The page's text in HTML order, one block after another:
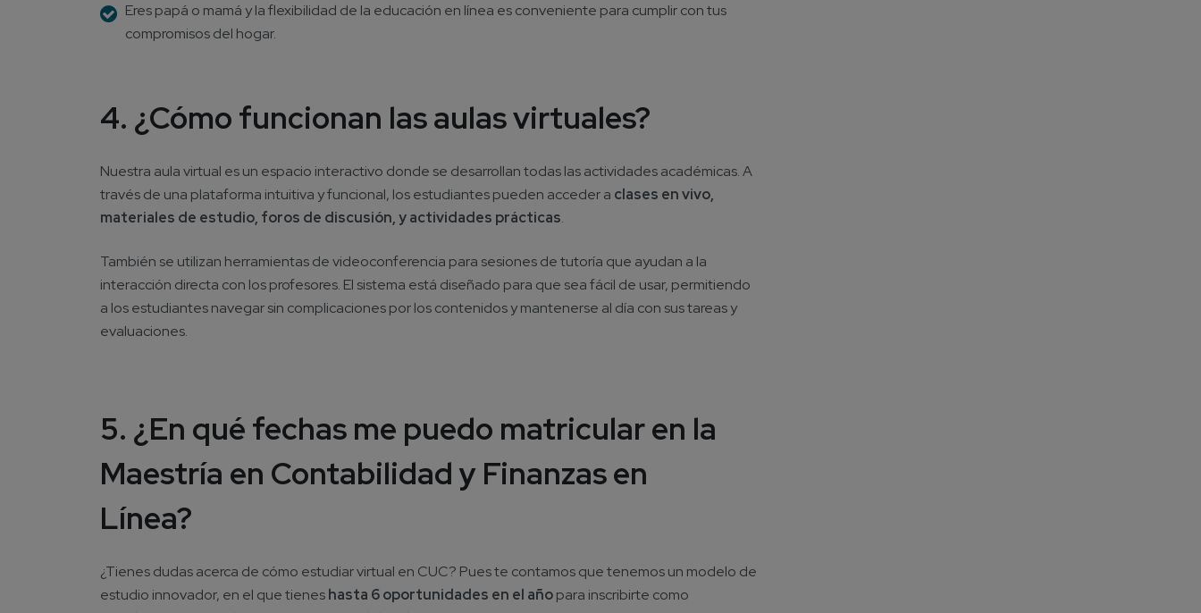
Eres papá o mamá y la flexibilidad de la educación en línea es conveniente para cumplir con tus
compromisos del hogar.
4. ¿Cómo funcionan las aulas virtuales?
Nuestra aula virtual es un espacio interactivo donde se desarrollan todas las actividades académicas. A
través de una plataforma intuitiva y funcional, los estudiantes pueden acceder a clases en vivo,
materiales de estudio, foros de discusión, y actividades prácticas.
También se utilizan herramientas de videoconferencia para sesiones de tutoría que ayudan a la
interacción directa con los profesores. El sistema está diseñado para que sea fácil de usar, permitiendo
a los estudiantes navegar sin complicaciones por los contenidos y mantenerse al día con sus tareas y
evaluaciones.
5. ¿En qué fechas me puedo matricular en la
Maestría en Contabilidad y Finanzas en
Línea?
¿Tienes dudas acerca de cómo estudiar virtual en CUC? Pues te contamos que tenemos un modelo de
estudio innovador, en el que tieneshasta 6 oportunidades en el añopara inscribirte como